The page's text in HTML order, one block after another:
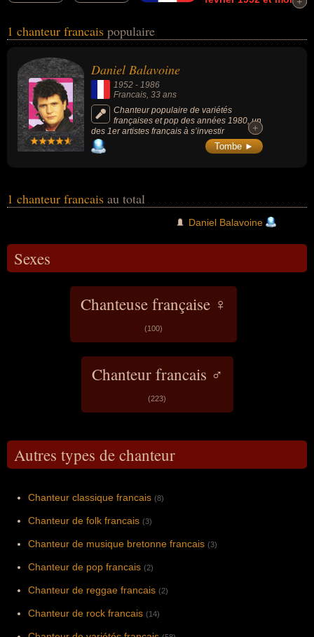
Balavoine... Ces personnalités (de sexe masculin) peuvent avoir
célébrités peuvent également avoir été artiste, compositeur ou
musicien.
1 chanteur francais populaire
Daniel Balavoine
1952 - 1986
Francais, 33 ans
Chanteur populaire de variétés
françaises et pop des années 1980, un
des 1er artistes français à s’investir
personnellement dans l'humanitaire.
+
+
Tombe ►
1 chanteur francais au total
Daniel Balavoine
Sexes
Chanteuse française ♀
(100)
Chanteur francais ♂
(223)
Autres types de chanteur
Chanteur classique francais (8)
Chanteur de folk francais (3)
Chanteur de musique bretonne francais (3)
Chanteur de pop francais (2)
Chanteur de reggae francais (2)
Chanteur de rock francais (14)